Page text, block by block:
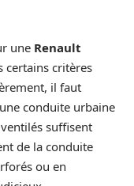
une Renault
certains critères
il faut
conduite urbaine
suffisent
de la conduite
ou en